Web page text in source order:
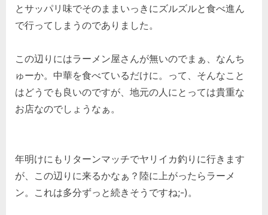
とサッパリ味でそのままいっきにズルズルと食べ進ん
で行ってしまうのでありました。
この辺りにはラーメン屋さんが無いのでまぁ、なんち
ゅーか。中華を食べているだけに。って、そんなこと
はどうでも良いのですが、地元の人にとっては貴重な
お店なのでしょうなぁ。
年明けにもリターンマッチでヤリイカ釣りに行きます
が、この辺りに来るかなぁ？陸に上がったらラーメ
ン。これは多分ずっと続きそうですね;-)。